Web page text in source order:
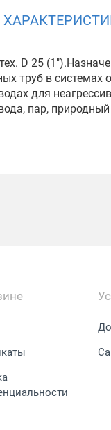
D 25
труб в системах
для
пар,